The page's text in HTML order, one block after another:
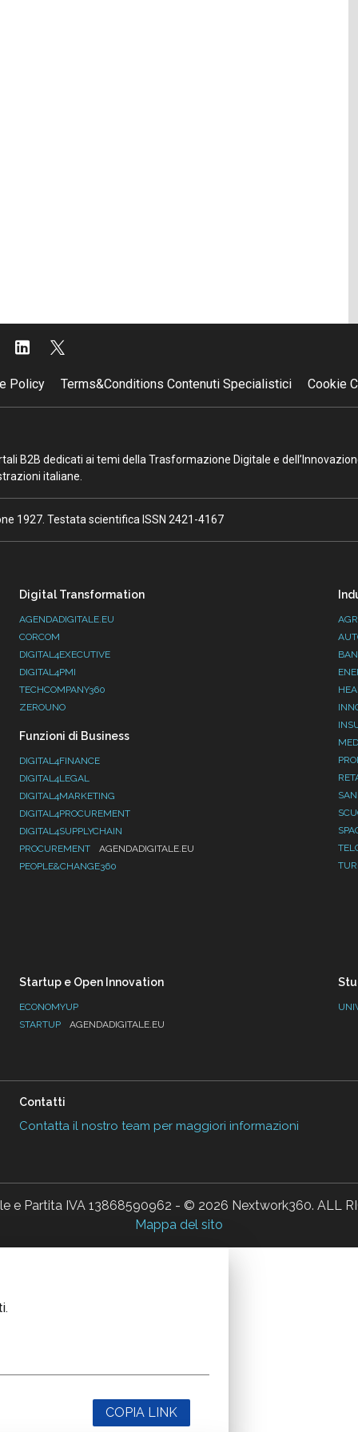
Policy Terms&Conditions Contenuti Specialistici Cookie
B2B dedicati ai temi della Trasformazione Digitale e
italiane.
1927. Testata scientifica ISSN 2421-4167
Digital Transformation
AGENDADIGITALE.EU
CORCOM
DIGITAL4EXECUTIVE
DIGITAL4PMI
TECHCOMPANY360
ZEROUNO
Funzioni di Business
DIGITAL4FINANCE
DIGITAL4LEGAL
DIGITAL4MARKETING
DIGITAL4PROCUREMENT
DIGITAL4SUPPLYCHAIN
PROCUREMENT
AGENDADIGITALE.EU
PEOPLE&CHANGE360
Startup e Open Innovation
ECONOMYUP
STARTUP
AGENDADIGITALE.EU
Contatti
Contatta il nostro team per maggiori informazioni
e Partita IVA 13868590962 - © 2026 Nextwork360. ALL
Mappa del sito
COPIA LINK